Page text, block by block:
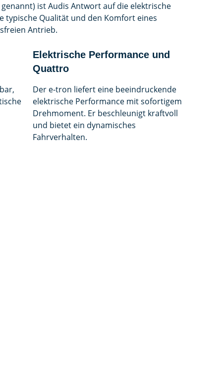
ist Audis Antwort auf die elektrische
typische Qualität und den Komfort eines
Antrieb.
Elektrische Performance und
Quattro
Der e-tron liefert eine beeindruckende
elektrische Performance mit sofortigem
Drehmoment. Er beschleunigt kraftvoll
und bietet ein dynamisches
Fahrverhalten.